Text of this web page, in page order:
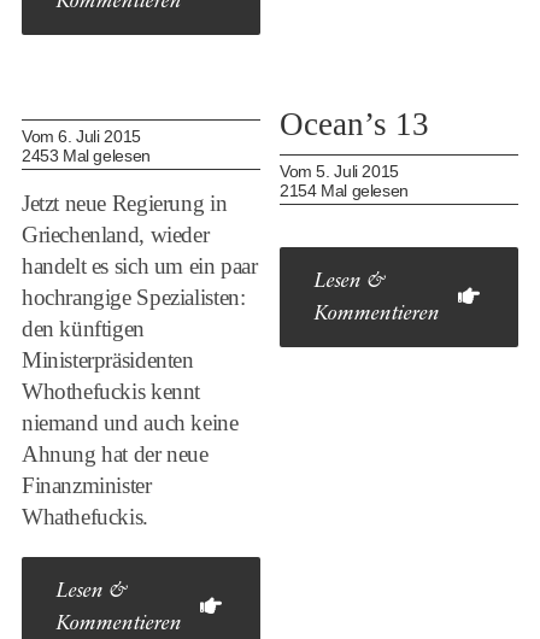
Vom 6. Juli 2015
2453 Mal gelesen
Jetzt neue Regierung in
Griechenland, wieder
handelt es sich um ein paar
hochrangige Spezialisten:
den künftigen
Ministerpräsidenten
Whothefuckis kennt
niemand und auch keine
Ahnung hat der neue
Finanzminister
Whathefuckis.
Lesen &
Kommentieren
Ocean’s 13
Vom 5. Juli 2015
2154 Mal gelesen
Lesen &
Kommentieren